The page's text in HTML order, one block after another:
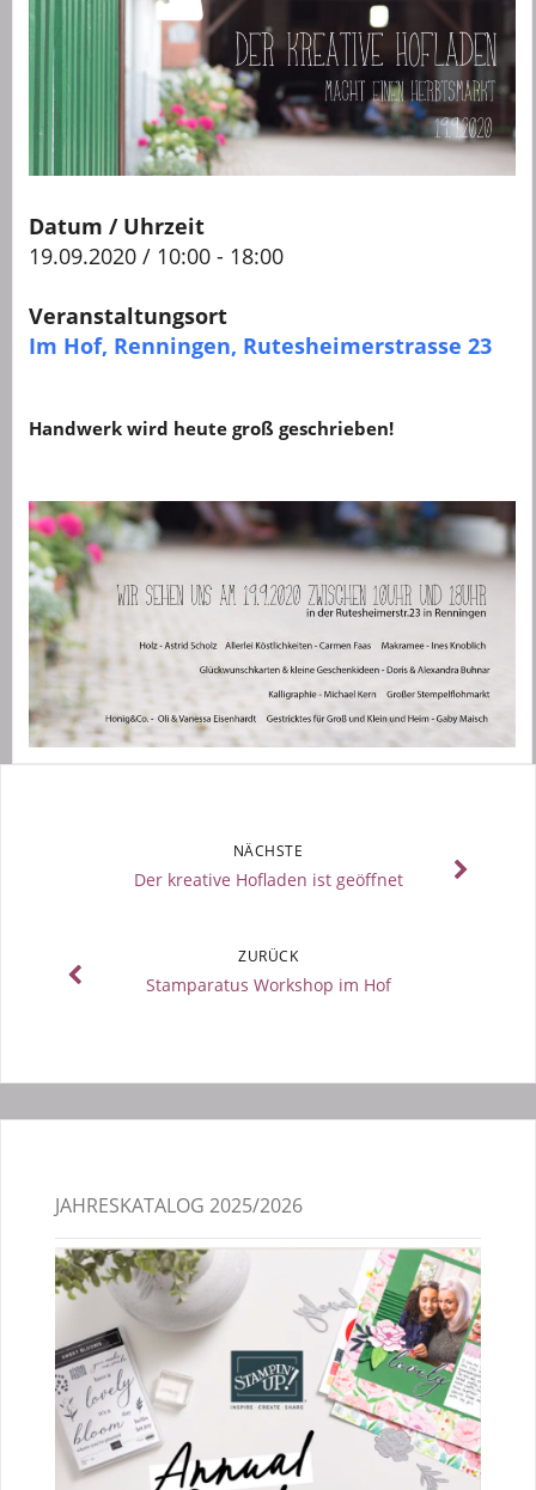
Datum / Uhrzeit
19.09.2020 / 10:00 - 18:00
Veranstaltungsort
Im Hof, Renningen, Rutesheimerstrasse 23
Handwerk wird heute groß geschrieben!
NÄCHSTE
Der kreative Hofladen ist geöffnet
ZURÜCK
Stamparatus Workshop im Hof
JAHRESKATALOG 2025/2026